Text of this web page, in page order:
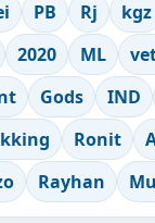
PB Rj kgz
2020 ML
Gods IND
Ronit
Rayhan